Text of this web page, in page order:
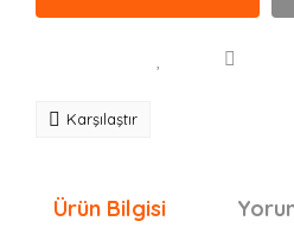
Karşılaştır
Ürün Bilgisi